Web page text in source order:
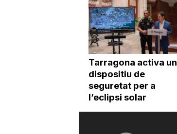
Tarragona activa un
dispositiu de
seguretat per a
l’eclipsi solar